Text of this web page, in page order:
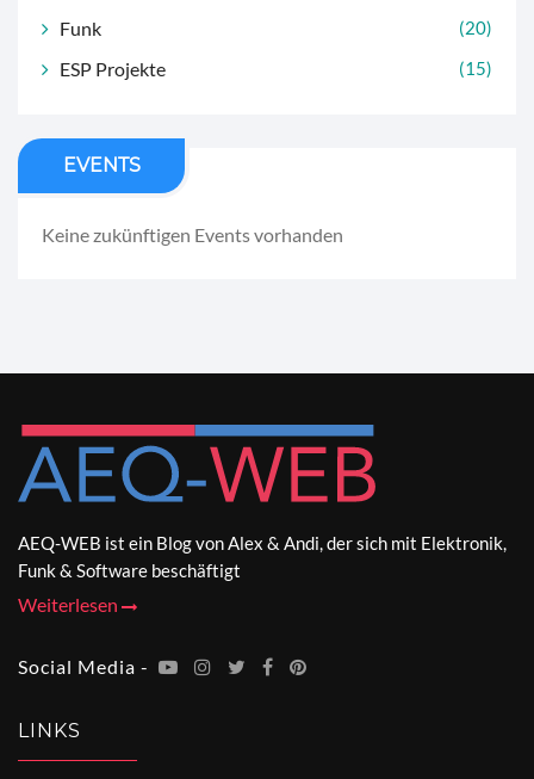
Funk (20)
ESP Projekte (15)
EVENTS
Keine zukünftigen Events vorhanden
AEQ-WEB ist ein Blog von Alex & Andi, der sich mit Elektronik,
Funk & Software beschäftigt
Weiterlesen
Social Media -
LINKS